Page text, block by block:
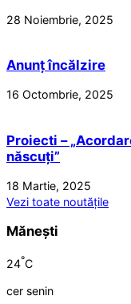
28 Noiembrie, 2025
Anunț încălzire
16 Octombrie, 2025
Proiecti –
născuți”
18 Martie, 2025
Vezi toate noutățile
Mănești
24°C
cer senin